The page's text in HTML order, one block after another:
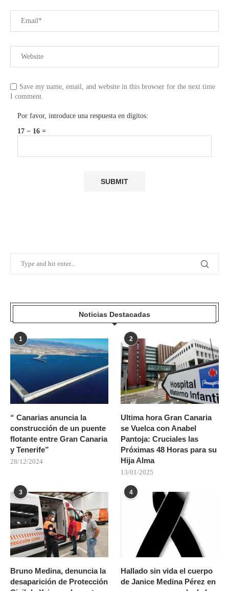
Save my name, email, and website in this browser for the next time
I comment.
Por favor, introduce una respuesta en dígitos:
17 − 16 =
Noticias Destacadas
1
“ Canarias anuncia la
construcción de un puente
flotante entre Gran Canaria
y Tenerife”
28/12/2024
2
Ultima hora Gran Canaria
se Vuelca con Anabel
Pantoja: Cruciales las
Próximas 48 Horas para su
Hija Alma
13/01/2025
3
Bruno Medina, denuncia la
desaparición de Protección
4
Hallado sin vida el cuerpo
de Janice Medina Pérez en